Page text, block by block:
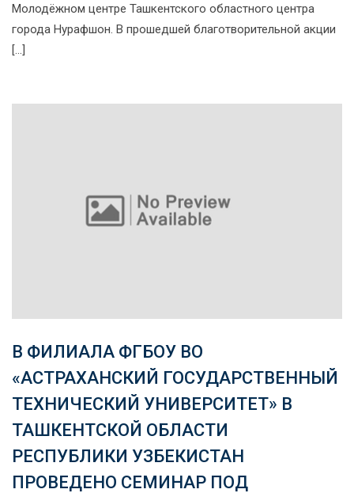
Молодёжном центре Ташкентского областного центра
города Нурафшон. В прошедшей благотворительной акции
[…]
В ФИЛИАЛА ФГБОУ ВО
«АСТРАХАНСКИЙ ГОСУДАРСТВЕННЫЙ
ТЕХНИЧЕСКИЙ УНИВЕРСИТЕТ» В
ТАШКЕНТСКОЙ ОБЛАСТИ
РЕСПУБЛИКИ УЗБЕКИСТАН
ПРОВЕДЕНО СЕМИНАР ПОД